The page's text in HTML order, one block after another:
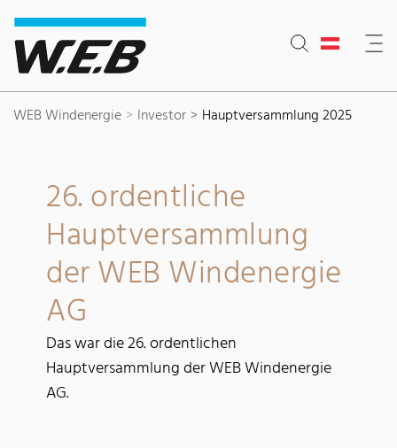
Inhaltsbereich
Suche
Hauptnavigation
Kontakt
Footer
WEB Windenergie Investor Hauptversammlung 2025
26. ordentliche
Hauptversammlung
der WEB Windenergie
AG
Das war die 26. ordentlichen
Hauptversammlung der WEB Windenergie
AG.